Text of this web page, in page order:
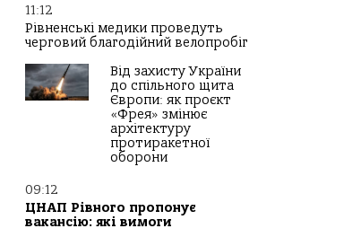
11:12
Рівненські медики проведуть
черговий благодійний велопробіг
Від захисту України
до спільного щита
Європи: як проєкт
«Фрея» змінює
архітектуру
протиракетної
оборони
09:12
ЦНАП Рівного пропонує
вакансію: які вимоги